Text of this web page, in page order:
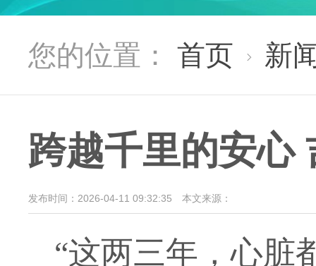
您的位置： 首页  新
跨越千里的安心
发布时间：2026-04-11 09:32:35 本文来源：
“这两三年 ，心脏